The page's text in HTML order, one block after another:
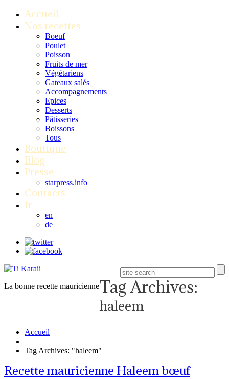
Accueil
Nos recettes
Boeuf
Poulet
Poisson
Fruits de mer
Végétariens
Gateaux salés
Accompagnements
Epices
Desserts
Pâtisseries
Boissons
Tous
Boutique
Blog
Presse
starpress.info
Contacts
fr
en
de
La bonne recette mauricienneTag Archives:
haleem
Accueil
Tag Archives: "haleem"
Recette mauricienne Haleem bœuf